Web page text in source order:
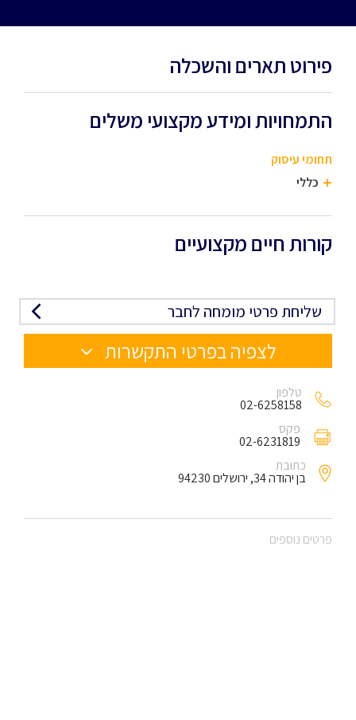
פירוט תארים והשכלה
התמחויות ומידע מקצועי משלים
תחומי עיסוק
כללי
קורות חיים מקצועיים
שליחת פרטי מומחה לחבר
לצפיה בפרטי התקשרות
טלפון
02-6258158
פקס
02-6231819
כתובת
בן יהודה 34, ירושלים 94230
פרטים נוספים